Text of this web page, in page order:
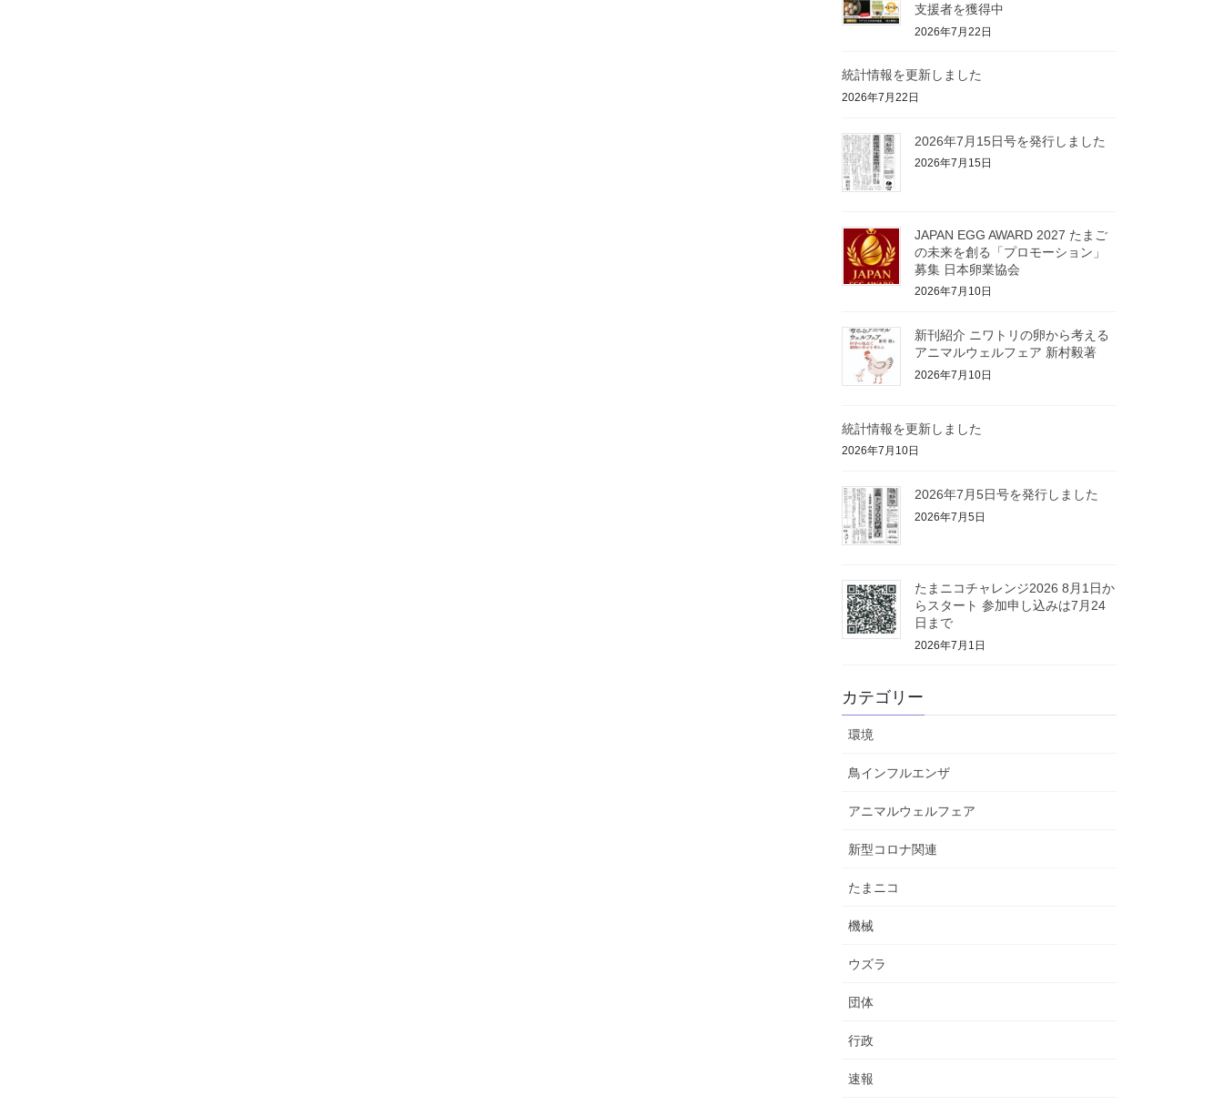
支援者を獲得中
2026年7月22日
統計情報を更新しました
2026年7月22日
2026年7月15日号を発行しました
2026年7月15日
JAPAN EGG AWARD 2027 たまご
の未来を創る「プロモーション」
募集 日本卵業協会
2026年7月10日
新刊紹介 ニワトリの卵から考える
アニマルウェルフェア 新村毅著
2026年7月10日
統計情報を更新しました
2026年7月10日
2026年7月5日号を発行しました
2026年7月5日
たまニコチャレンジ2026 8月1日か
らスタート 参加申し込みは7月24
日まで
2026年7月1日
カテゴリー
環境
鳥インフルエンザ
アニマルウェルフェア
新型コロナ関連
たまニコ
機械
ウズラ
団体
行政
速報